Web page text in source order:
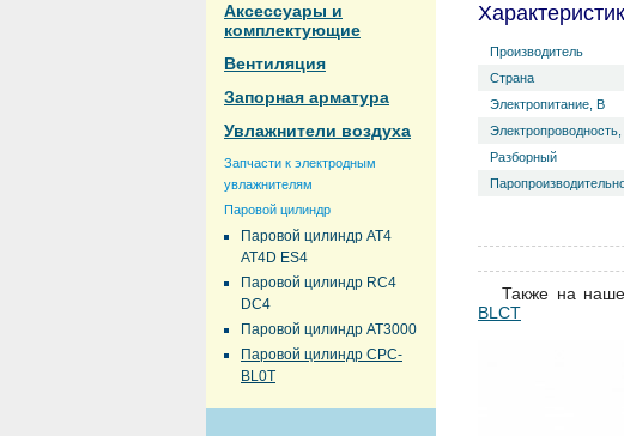
Аксессуары и
комплектующие
Вентиляция
Запорная арматура
Увлажнители воздуха
Запчасти к электродным
увлажнителям
Паровой цилиндр
Паровой цилиндр AT4
AT4D ES4
Паровой цилиндр RC4
DC4
Паровой цилиндр AT3000
Паровой цилиндр CPC-
BL0T
Производитель
Страна
Электропитание, В
Разборный
Также на
BLСT